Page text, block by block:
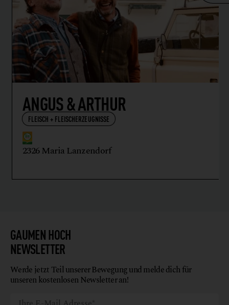
ANGUS & ARTHUR
FLEISCH + FLEISCHERZEUGNISSE
2326 Maria Lanzendorf
GAUMEN HOCH
NEWSLETTER
Werde jetzt Teil unserer Bewegung und melde dich für
unseren kostenlosen Newsletter an!